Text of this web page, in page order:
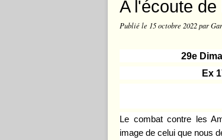
A l'écoute
Publié le 15 octobre 2022par
29e
Ex
Le combat contre les
image de celui que nous